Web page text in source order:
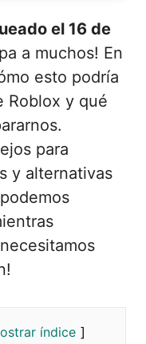
el 16 de
a muchos! En
esto podría
Roblox y qué
para
y alternativas
índice